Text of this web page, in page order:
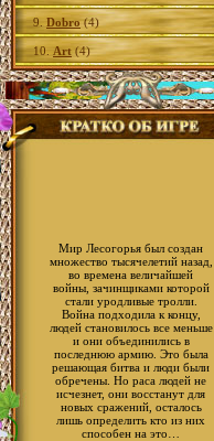
9. Dobro(4)
10. Art (4)
Мир Лесогорья был создан
множество тысячелетий назад,
во времена величайшей
войны, зачинщиками которой
стали уродливые тролли.
Война подходила к концу,
людей становилось все меньше
и они объединились в
последнюю армию. Это была
решающая битва и люди были
обречены. Но раса людей не
исчезнет, они восстанут для
новых сражений, осталось
лишь определить кто из них
способен на это…